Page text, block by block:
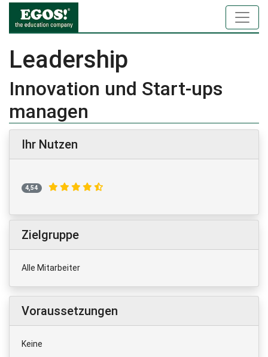
Leadership
Innovation und Start-ups
managen
Ihr Nutzen
4,54
Zielgruppe
Alle Mitarbeiter
Voraussetzungen
Keine